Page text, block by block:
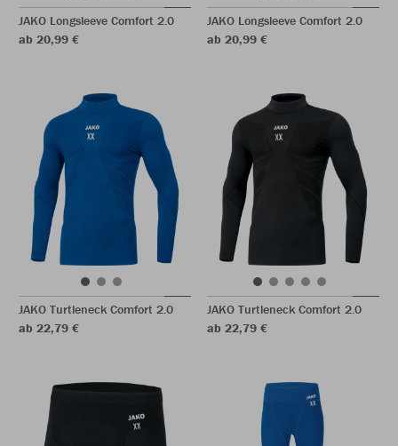
JAKO Longsleeve Comfort 2.0
ab 20,99 €
JAKO Longsleeve Comfort 2.0
ab 20,99 €
JAKO Turtleneck Comfort 2.0
ab 22,79 €
JAKO Turtleneck Comfort 2.0
ab 22,79 €